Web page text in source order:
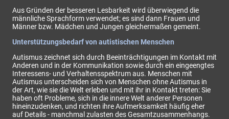
Aus Gründen der besseren Lesbarkeit wird überwiegend die
männliche Sprachform verwendet; es sind dann Frauen und
Männer bzw. Mädchen und Jungen gleichermaßen gemeint.
Unterstützungsbedarf von autistischen Menschen
Autismus zeichnet sich durch Beeinträchtigungen im Kontakt mit
Anderen und in der Kommunikation sowie durch ein eingeengtes
Interessens- und Verhaltensspektrum aus. Menschen mit
Autismus unterscheiden sich von Menschen ohne Autismus in
der Art, wie sie die Welt erleben und mit ihr in Kontakt treten: Sie
haben oft Probleme, sich in die innere Welt anderer Personen
hineinzudenken, und richten ihre Aufmerksamkeit häufig eher
auf Details - manchmal zulasten des Gesamtzusammenhangs.